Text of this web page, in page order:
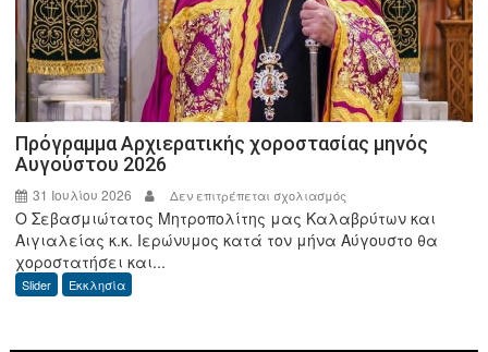
Διοικητή
της
ΑΑΔΕ
Πρόγραμμα Αρχιερατικής χοροστασίας μηνός
Αυγούστου 2026
31 Ιουλίου 2026 Δεν επιτρέπεται σχολιασμός
Πρόγραμμα
Αρχιερατικής
Ο Σεβασμιώτατος Μητροπολίτης μας Καλαβρύτων και
Αιγιαλείας κ.κ. Ιερώνυμος κατά τον μήνα Αύγουστο θα
χοροστατήσει και...
Slider Εκκλησία